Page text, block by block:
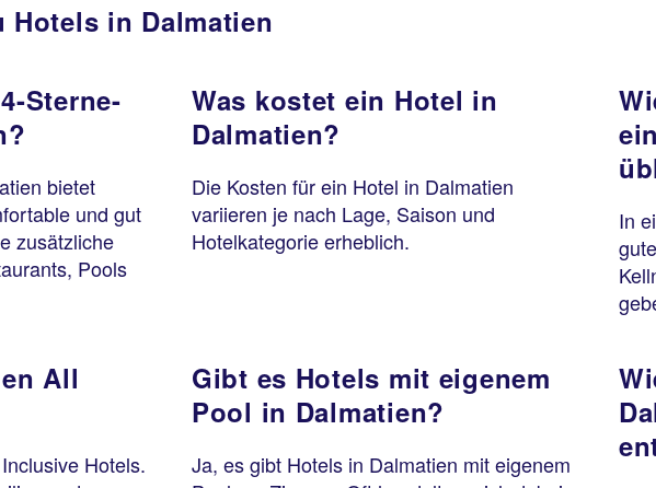
Hotels in Dalmatien
Sterne-
bietet
und gut
zusätzliche
Pools
Was kostet ein Hotel in
Dalmatien?
Die Kosten für ein Hotel in Dalmatien
variieren je nach Lage, Saison und
Hotelkategorie erheblich.
In
All
Hotels.
Gibt es Hotels mit eigenem
Pool in Dalmatien?
Ja, es gibt Hotels in Dalmatien mit eigenem